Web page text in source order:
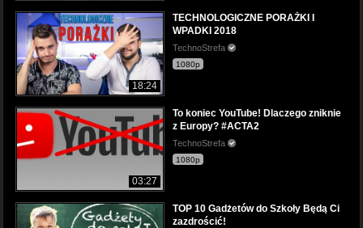
18:24
TECHNOLOGICZNE PORAŻKI I
WPADKI 2018
TechnoStrefa
1080p
03:27
To koniec YouTube! Dlaczego zniknie
z Europy? #ACTA2
TechnoStrefa
1080p
TOP 10 Gadżetów do Szkoły Będą Ci
zazdrościć!